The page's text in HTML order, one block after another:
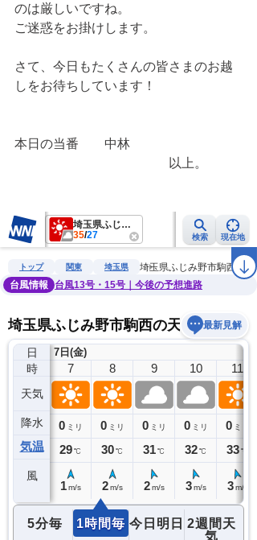
のは厳しいですね。
ご迷惑をお掛けします。
さて、今日もたくさんの皆さまのお越
しをお待ちしています！
本日の当番　　中林
以上。